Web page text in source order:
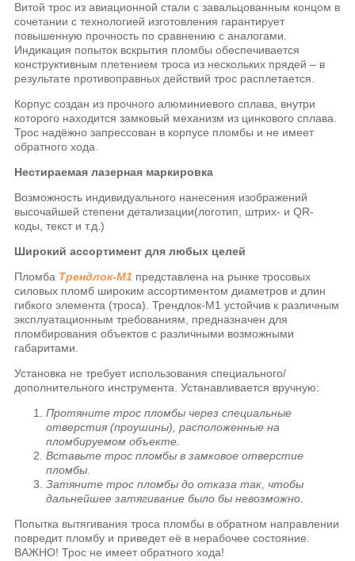
Витой трос из авиационной стали с завальцованным концом в
сочетании с технологией изготовления гарантирует
повышенную прочность по сравнению с аналогами.
Индикация попыток вскрытия пломбы обеспечивается
конструктивным плетением троса из нескольких прядей – в
результате противоправных действий трос расплетается.
Корпус создан из прочного алюминиевого сплава, внутри
которого находится замковый механизм из цинкового сплава.
Трос надёжно запрессован в корпусе пломбы и не имеет
обратного хода.
Нестираемая лазерная маркировка
Возможность индивидуального нанесения изображений
высочайшей степени детализации(логотип, штрих- и QR-
коды, текст и т.д.)
Широкий ассортимент для любых целей
Пломба Трендлок-М1 представлена на рынке тросовых
силовых пломб широким ассортиментом диаметров и длин
гибкого элемента (троса). Трендлок-М1 устойчив к различным
эксплуатационным требованиям, предназначен для
пломбирования объектов с различными возможными
габаритами.
Установка не требует использования специального/
дополнительного инструмента. Устанавливается вручную:
Протяните трос пломбы через специальные
отверстия (проушины), расположенные на
пломбируемом объекте.
Вставьте трос пломбы в замковое отверстие
пломбы.
Затяните трос пломбы до отказа так, чтобы
дальнейшее затягивание было бы невозможно.
Попытка вытягивания троса пломбы в обратном направлении
повредит пломбу и приведет её в нерабочее состояние.
ВАЖНО! Трос не имеет обратного хода!